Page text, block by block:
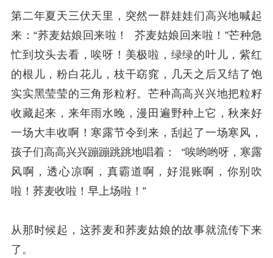
第二年夏天三伏天里，突然一群娃娃们高兴地喊起
来：“荞麦姑娘回来啦！ 芥麦姑娘回来啦！”芒种急
忙到坟头去看，唉呀！美极啦，绿绿的叶儿，紫红
的根儿，粉白花儿，枝干窈窕，几天之后又结了饱
实实黑莹莹的三角形粒籽。芒种高高兴兴地把粒籽
收藏起来，来年雨水晚，漫田遍野种上它，秋来好
一场大丰收啊！寒露节令到来，刮起了一场寒风，
孩子们高高兴兴蹦蹦跳跳地唱着： “唉哟哟呀，寒露
风啊，透心凉啊，真霸道啊，好混账啊，你别吹
啦！荞麦收啦！早上场啦！”
从那时候起，这荞麦和荞麦姑娘的故事就流传下来
了。